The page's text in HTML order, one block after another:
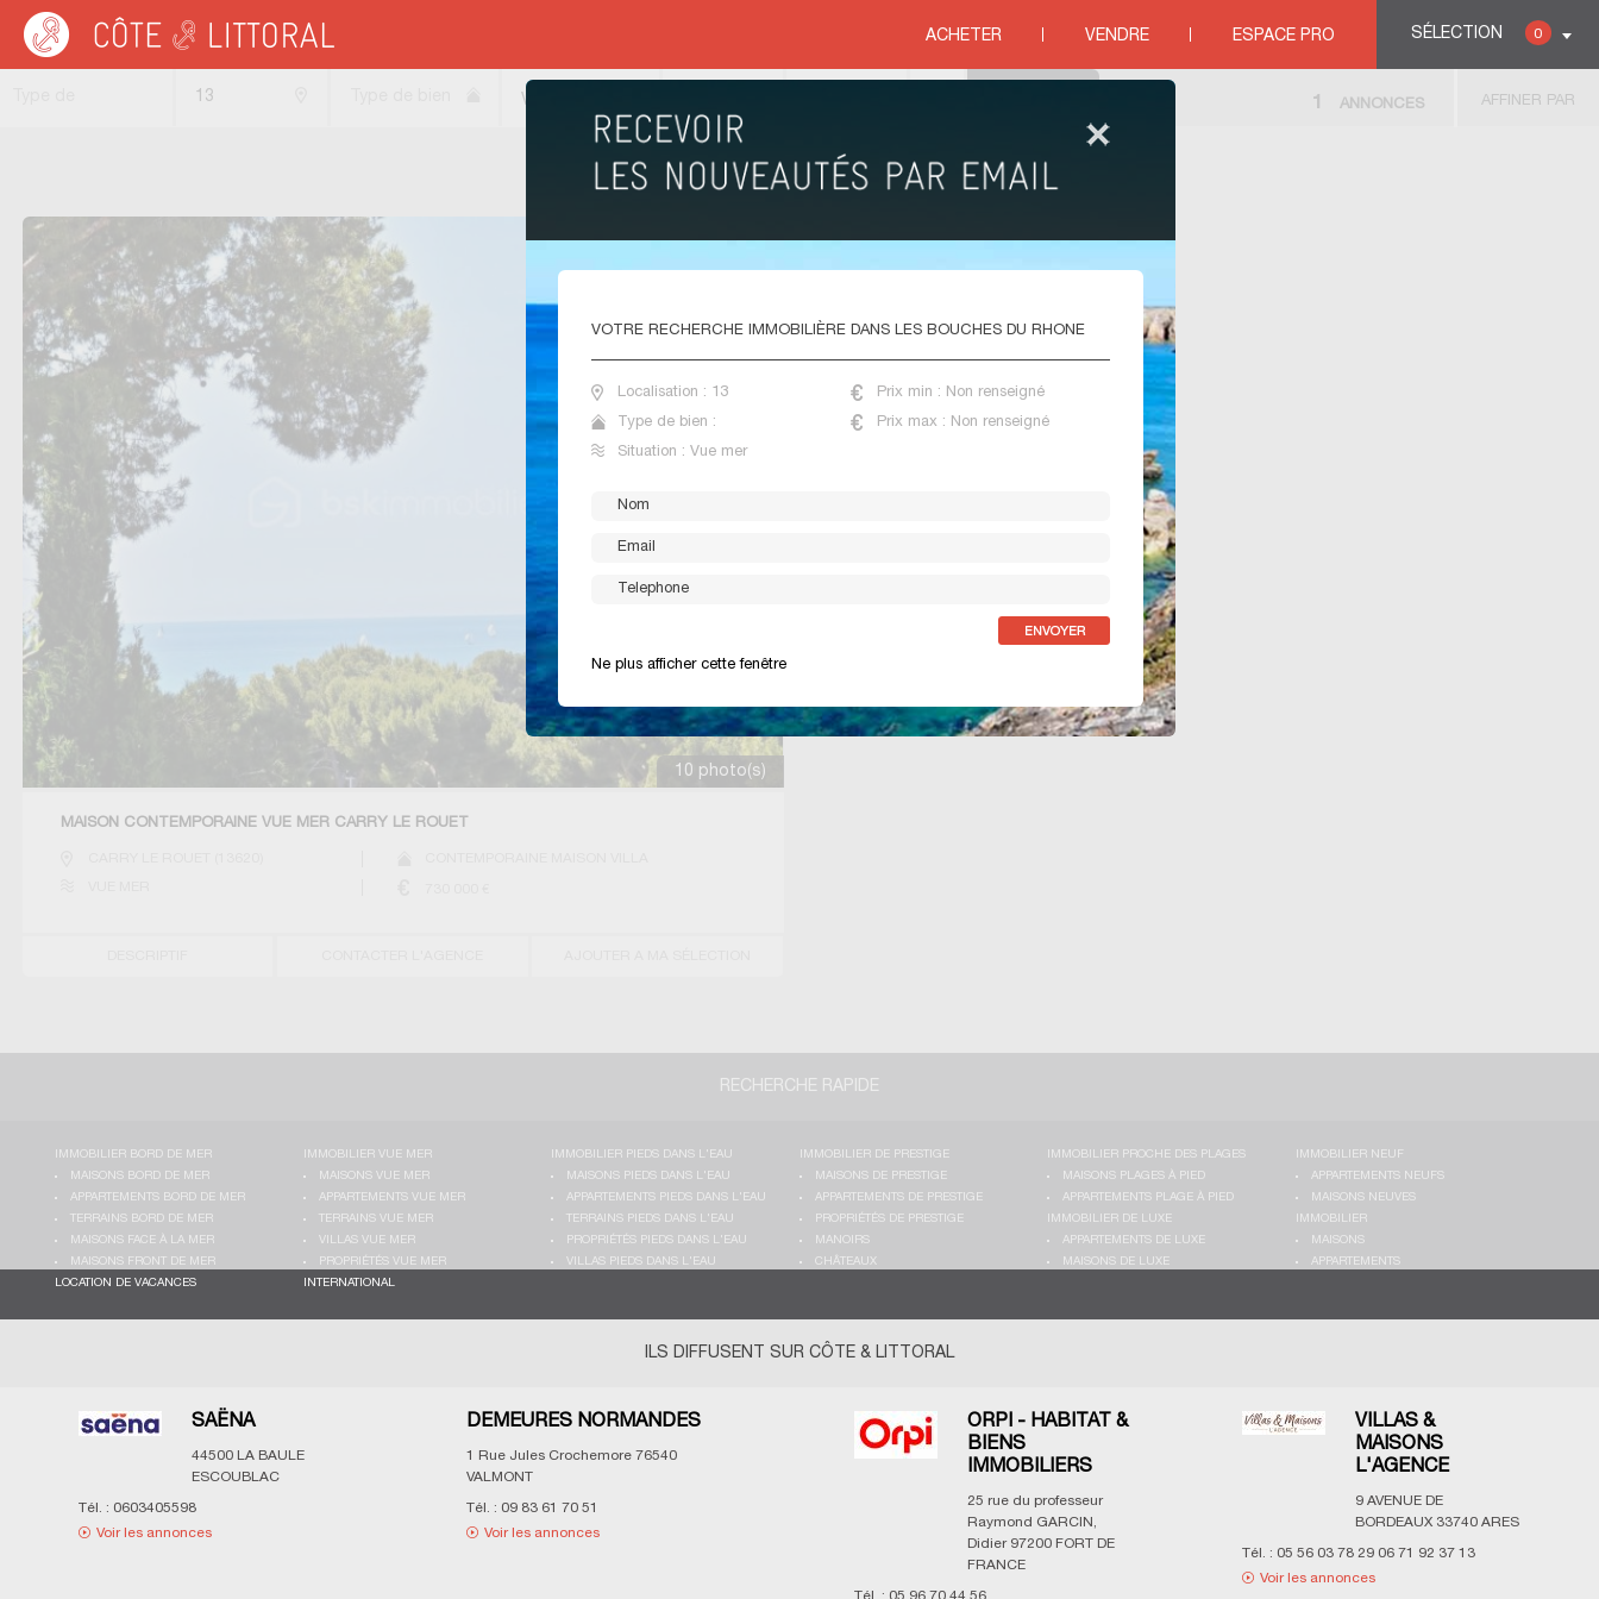
SÉLECTION 0
ACHETER VENDRE ESPACE PRO
Côte & Littoral > immobilier vue mer>Villas vue mer
VENTE VILLAS VUE MER BOUCHES DU RHONE
10 photo(s)
MAISON CONTEMPORAINE VUE MER CARRY LE ROUET
13 Vue mer AFFINER PAR
1 ANNONCES
VOTRE RECHERCHE IMMOBILIÈRE DANS LES BOUCHES DU RHONE
Localisation : 13 Prix min : Non renseigné
Type de bien : Prix max : Non renseigné
Situation : Vue mer
Ne plus afficher cette fenêtre
RECHERCHE RAPIDE
IMMOBILIER BORD DE MER
MAISONS BORD DE MER
APPARTEMENTS BORD DE MER
TERRAINS BORD DE MER
MAISONS FACE À LA MER
MAISONS FRONT DE MER
IMMOBILIER VUE MER
MAISONS VUE MER
APPARTEMENTS VUE MER
TERRAINS VUE MER
VILLAS VUE MER
PROPRIÉTÉS VUE MER
IMMOBILIER PIEDS DANS L'EAU
MAISONS PIEDS DANS L'EAU
APPARTEMENTS PIEDS DANS L'EAU
TERRAINS PIEDS DANS L'EAU
PROPRIÉTÉS PIEDS DANS L'EAU
VILLAS PIEDS DANS L'EAU
IMMOBILIER DE PRESTIGE
MAISONS DE PRESTIGE
APPARTEMENTS DE PRESTIGE
PROPRIÉTÉS DE PRESTIGE
MANOIRS
CHÂTEAUX
IMMOBILIER PROCHE DES PLAGES
MAISONS PLAGES À PIED
APPARTEMENTS PLAGE À PIED
IMMOBILIER NEUF
APPARTEMENTS NEUFS
MAISONS NEUVES
IMMOBILIER DE LUXE
APPARTEMENTS DE LUXE
MAISONS DE LUXE
IMMOBILIER
MAISONS
APPARTEMENTS
LOCATION DE VACANCES
INTERNATIONAL
ILS DIFFUSENT SUR CÔTE & LITTORAL
SAËNA
44500
LA BAULE
ESCOUBLAC
Tél. : 0603405598
Voir les annonces
DEMEURES NORMANDES
1 Rue Jules Crochemore 76540
VALMONT
Tél. : 09 83 61 70 51
Voir les annonces
ORPI - HABITAT &
BIENS
IMMOBILIERS
25 rue du professeur
Raymond GARCIN,
Didier 97200 FORT DE
FRANCE
Tél. : 05 96 70 44 56
VILLAS &
MAISONS
L'AGENCE
9 AVENUE DE
BORDEAUX 33740 ARES
Tél. : 05 56 03 78 29 06 71 92 37 13
Voir les annonces